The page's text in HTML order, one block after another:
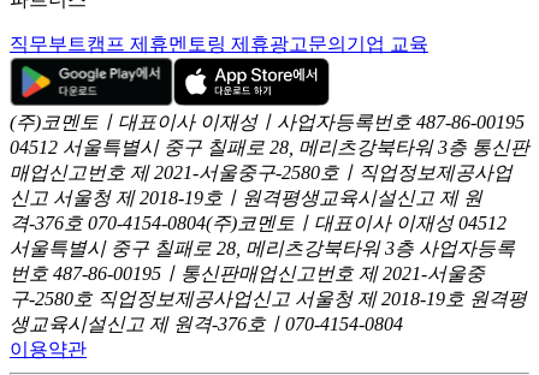
직무부트캠프 제휴멘토링 제휴광고문의 기업 교육
(주)코멘토ㅣ대표이사 이재성ㅣ사업자등록번호 487-86-00195
04512 서울특별시 중구 칠패로 28, 메리츠강북타워 3층 통신판
매업신고번호 제 2021-서울중구-2580호ㅣ직업정보제공사업
신고 서울청 제 2018-19호ㅣ원격평생교육시설신고 제 원
격-376호 070-4154-0804(주)코멘토ㅣ대표이사 이재성 04512
서울특별시 중구 칠패로 28, 메리츠강북타워 3층 사업자등록
번호 487-86-00195ㅣ통신판매업신고번호 제 2021-서울중
구-2580호 직업정보제공사업신고 서울청 제 2018-19호 원격평
생교육시설신고 제 원격-376호ㅣ070-4154-0804
이용약관